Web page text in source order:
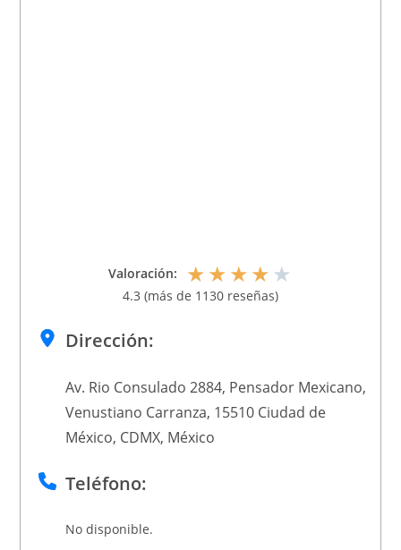
Valoración: ★★★★★
4.3 (más de 1130 reseñas)
Dirección:
Av. Rio Consulado 2884, Pensador Mexicano,
Venustiano Carranza, 15510 Ciudad de
México, CDMX, México
Teléfono:
No disponible.